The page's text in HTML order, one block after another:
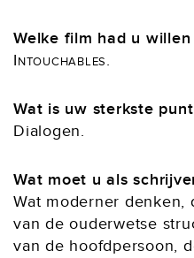
Welke film had u willen
Intouchables.
Wat is uw sterkste
Dialogen.
Wat moet u als
Wat moderner denken,
van de ouderwetse
van de hoofdpersoon,